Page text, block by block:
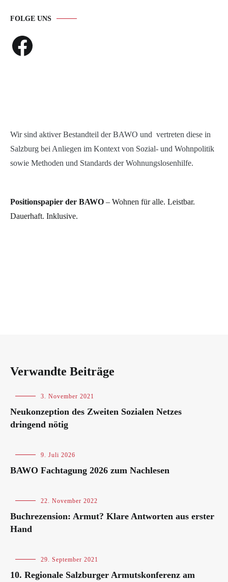
FOLGE UNS
Facebook
Wir sind aktiver Bestandteil der BAWO und vertreten diese in
Salzburg bei Anliegen im Kontext von Sozial- und Wohnpolitik
sowie Methoden und Standards der Wohnungslosenhilfe.
Positionspapier der BAWO – Wohnen für alle. Leistbar.
Dauerhaft. Inklusive.
Verwandte Beiträge
Blog 3. November 2021
Neukonzeption des Zweiten Sozialen Netzes
dringend nötig
Blog ,
9. Juli 2026
BAWO Fachtagung 2026 zum Nachlesen
Blog 22. November 2022
Buchrezension: Armut? Klare Antworten aus erster
Hand
Blog ,
29. September 2021
10. Regionale Salzburger Armutskonferenz am